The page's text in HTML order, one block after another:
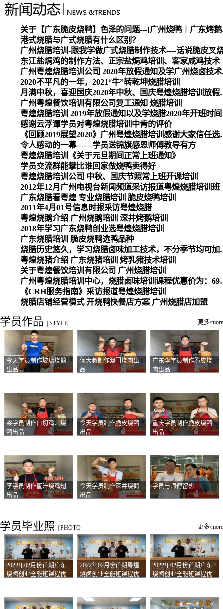
关于【广
港式烧腊与广式烧腊有什么区别？
广州烧腊培训-跟我学做广式烧腊制作技术----话说脆皮叉
东江盐焗鸡的制作方法、正宗盐焗鸡培训、客家咸鸡技术
广州粤煌
2020不平凡的一年，2021“牛”转乾坤烧腊培训
月满中秋，喜迎
广州粤煌餐饮培训有限公司复工通知 烧腊培训
粤煌烧腊培训 2019年放假通知以及学烧腊2020年开班时间
感谢云浮谭学员对粤煌烧腊培训中肯的评价
《回顾2019展望
令人感动的一幕——学员送锦旗感恩师傅教导有方
粤煌烧腊培训《关于元旦期间正常上班通知》
学员交流群能攀比谁回家做烧鸭卖得好
粤煌烧腊培训公司 中秋、国庆节照常上班开课培训
2012年12月广州电视台新闻频道采访报道粤煌烧腊培训班
广东烧腊看粤煌 专业烧腊培训 脆皮烧鸭培训
2011年4月01号信息时报采访粤煌烧腊
粤煌烧鹅介绍 广州烧鹅培训 深井烤鹅培训
2018年学习广东烧鸭创业选粤煌烧腊培训
广东烧腊培训 脆皮烧鸭选鸭品种
烧腊历史悠久，学习
粤煌烧猪介绍 广东烧猪培训 烤乳猪技术培训
关于粤煌餐饮培训有限公司 广州烧腊培训
广州粤煌烧腊培训中心，烧腊卤味培训课程优惠价为：6980元
《CRH服务指南》采访报道粤煌烧腊培训
烧腊店铺经营模式 开烧鸭快餐店方案 广州烧腊店加盟
学员作品 STYLE 更多/more
今天学员制作玻璃烧鹅
出品
何大叔制作澳门烧肉出
品
广东李学员制作脆皮烧
肉出品
梁学员制作白切鸡、烧
鸭出品
今天学员制作脆皮烧鸭
出品
重庆学员制作脆皮烧鸭
出品
李学员制作蜜汁烧鸡翅
出品
今天学员制作深井烧鹅
出品
学员与师傅留影
学员毕业照 PHOTO 更多/more
2022年02月份首期广东
烧卤创业全能班课程优
2022年02月份首期粤煌
烧卤创业全能班课程优
2022年02月份首期广东
烧卤创业全能班课程优